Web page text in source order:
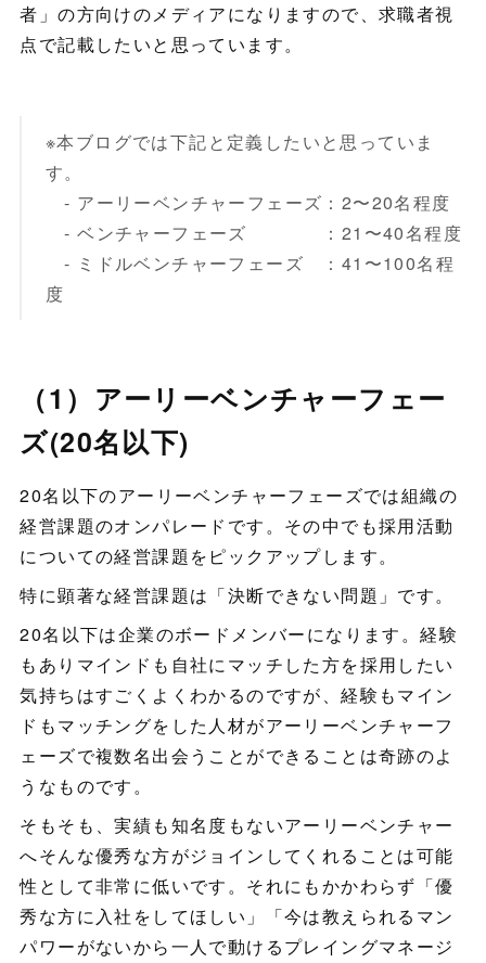
者」の方向けのメディアになりますので、求職者視
点で記載したいと思っています。
※本ブログでは下記と定義したいと思っていま
す。
- アーリーベンチャーフェーズ：2〜20名程度
- ベンチャーフェーズ ：21〜40名程度
- ミドルベンチャーフェーズ ：41〜100名程
度
（1）アーリーベンチャーフェー
ズ(20名以下)
20名以下のアーリーベンチャーフェーズでは組織の
経営課題のオンパレードです。その中でも採用活動
についての経営課題をピックアップします。
特に顕著な経営課題は「決断できない問題」です。
20名以下は企業のボードメンバーになります。経験
もありマインドも自社にマッチした方を採用したい
気持ちはすごくよくわかるのですが、経験もマイン
ドもマッチングをした人材がアーリーベンチャーフ
ェーズで複数名出会うことができることは奇跡のよ
うなものです。
そもそも、実績も知名度もないアーリーベンチャー
へそんな優秀な方がジョインしてくれることは可能
性として非常に低いです。それにもかかわらず「優
秀な方に入社をしてほしい」「今は教えられるマン
パワーがないから一人で動けるプレイングマネージ